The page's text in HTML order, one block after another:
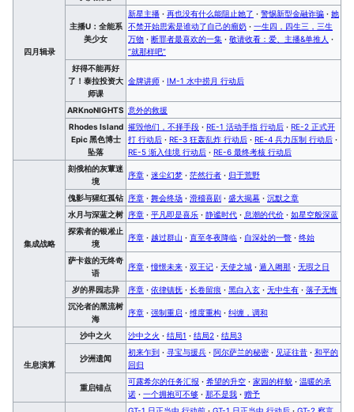
四月辑录
主播U：全能系
美少女
新星主播 · 再也没有什么能阻止她了 · 警惕新型金融诈骗 · 她
不禁开始思索是谁动了自己的瘤奶 · 一生四，四生三，三生
万物 · 断罪者最喜欢的一集 · 敬请收看：爱、主播&单推人 ·
“就那样吧”
好得不能再好
了！泰拉投资大
师课
金牌讲师 · IM-1 水中捞月 行动后
ARKnoNIGHTS 意外的救援
Rhodes Island
Epic 黑色博士
坠落
摧毁他们，不择手段 · RE-1 活动手指 行动后 · RE-2 正式开
打 行动后 · RE-3 狂轰乱炸 行动后 · RE-4 兵力压制 行动后 ·
RE-5 渐入佳境 行动后 · RE-6 最终考核 行动后
集成战略
刻俄柏的灰蕈迷
境
序章 · 迷尘幻梦 · 茫然行者 · 归于荒野
傀影与猩红孤钻 序章 · 舞会终场 · 滑稽喜剧 · 盛大揭幕 · 沉默之章
水月与深蓝之树 序章 · 平凡即是喜乐 · 静谧时代 · 息潮的代价 · 如星空般深蓝
探索者的银凇止
境
序章 · 越过群山 · 直至冬夜降临 · 自深处的一瞥 · 终始
萨卡兹的无终奇
语
序章 · 憧憬未来 · 双王记 · 天使之城 · 遁入阇那 · 无瑕之日
岁的界园志异 序章 · 依律镇抚 · 长卷留痕 · 黑白入玄 · 无中生有 · 落子无悔
沉沦者的黑流树
海
序章 · 强制重启 · 维度重构 · 纠缠，调和
生息演算
沙中之火 沙中之火 · 结局1 · 结局2 · 结局3
沙洲遗闻
初来乍到 · 寻宝与援兵 · 阿尔萨兰的秘密 · 见证往昔 · 和平的
回归
重启锚点
可露希尔的任务汇报 · 希望的升空 · 家园的样貌 · 温暖的承
诺 · 一个拥抱可不够 · 那不是我 · 赠予